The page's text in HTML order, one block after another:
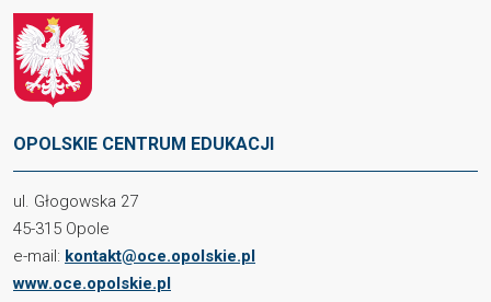
OPOLSKIE CENTRUM EDUKACJI
ul. Głogowska 27
45-315 Opole
e-mail: kontakt@oce.opolskie.pl
www.oce.opolskie.pl